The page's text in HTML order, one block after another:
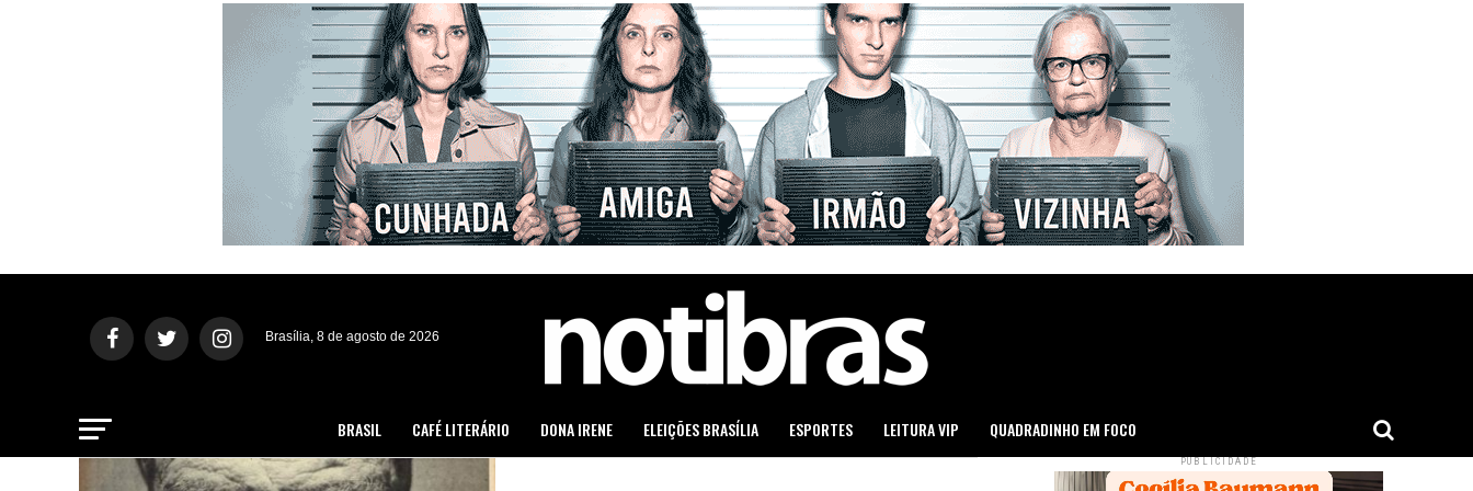
Brasília, 8 de agosto de 2026
BRASIL CAFÉ LITERÁRIO DONA IRENE ELEIÇÕES BRASÍLIA ESPORTES LEITURA VIP QUADRADINHO EM FOCO
PUBLICIDADE